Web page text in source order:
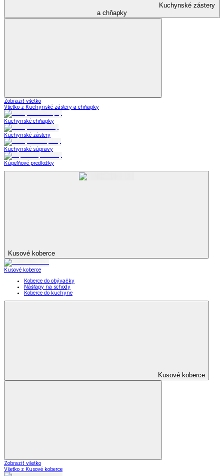
Kuchynské zástery
a chňapky
Zobraziť všetko
Všetko z Kuchynské zástery a chňapky
Kuchynské chňapky
Kuchynské zástery
Kuchynské súpravy
Kúpeľňové predložky
Kusové koberce
Kusové koberce
Koberce do obývačky
Nášľapy na schody
Koberce do kuchyne
Kusové koberce
Zobraziť všetko
Všetko z Kusové koberce